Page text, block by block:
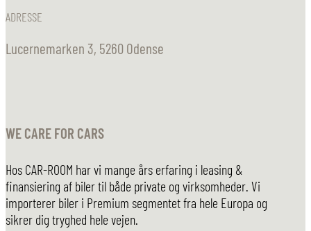
ADRESSE
Lucernemarken 3, 5260 Odense
WE CARE FOR CARS
Hos CAR-ROOM har vi mange års erfaring i leasing &
finansiering af biler til både private og virksomheder. Vi
importerer biler i Premium segmentet fra hele Europa og
sikrer dig tryghed hele vejen.